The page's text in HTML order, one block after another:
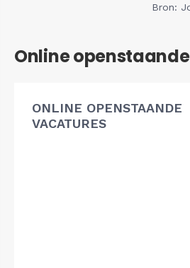
Bron:
Online
ONLINE OPENSTAANDE
VACATURES